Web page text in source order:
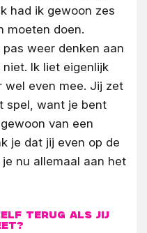
had ik gewoon zes
moeten doen.
weer denken aan
Ik liet eigenlijk
wel even mee. Jij zet
spel, want je bent
van een
je dat jij even op de
nu allemaal aan het
terug als jij